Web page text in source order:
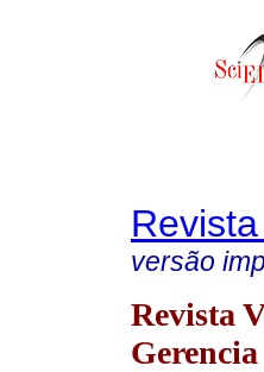
versão
Revista